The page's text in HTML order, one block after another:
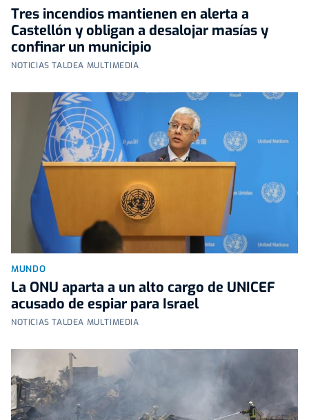
Tres incendios mantienen en alerta a
Castellón y obligan a desalojar masías y
confinar un municipio
NOTICIAS TALDEA MULTIMEDIA
MUNDO
La ONU aparta a un alto cargo de UNICEF
acusado de espiar para Israel
NOTICIAS TALDEA MULTIMEDIA